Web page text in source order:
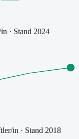
· Stand 2024
in · Stand 2018